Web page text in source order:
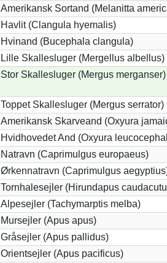
Amerikansk Sortand (Melanitta
Havlit (Clangula hyemalis)
Hvinand (Bucephala clangula)
Lille Skallesluger (Mergellus albellus)
Stor Skallesluger (Mergus merganser)
Toppet Skallesluger (Mergus serrator)
Amerikansk Skarveand (Oxyura
Hvidhovedet And (Oxyura
Natravn (Caprimulgus europaeus)
Ørkennatravn (Caprimulgus
Tornhalesejler (Hirundapus
Alpesejler (Tachymarptis melba)
Mursejler (Apus apus)
Gråsejler (Apus pallidus)
Orientsejler (Apus pacificus)